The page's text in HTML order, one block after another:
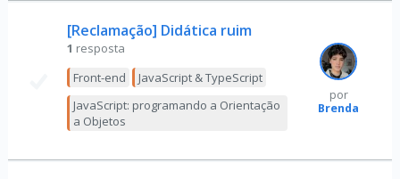
[Reclamação] Didática ruim
1 resposta
Front-end
JavaScript & TypeScript
JavaScript: programando a Orientação
a Objetos
por
Brenda